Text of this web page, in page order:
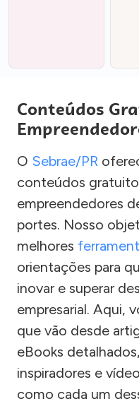
Conteúdos
O Sebrae/PR
conteúdos
empreendedores
portes. Nosso
melhores
orientações para
inovar e superar
empresarial. Aqui,
que vão desde
eBooks
inspiradores e
como cada um